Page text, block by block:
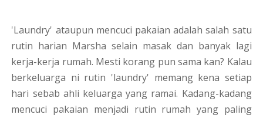
'Laundry' ataupun mencuci pakaian adalah salah satu
rutin harian Marsha selain masak dan banyak lagi
kerja-kerja rumah. Mesti korang pun sama kan? Kalau
berkeluarga ni rutin 'laundry' memang kena setiap
hari sebab ahli keluarga yang ramai. Kadang-kadang
mencuci pakaian menjadi rutin rumah yang paling